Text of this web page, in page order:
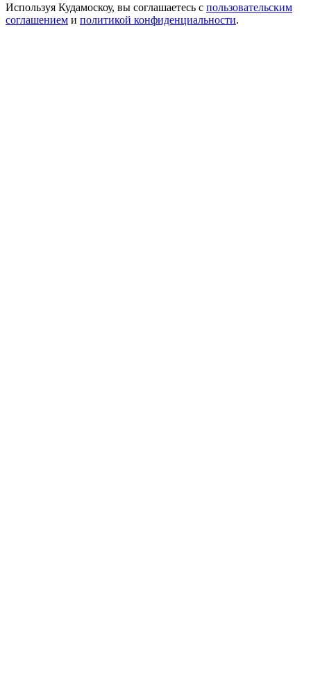
Используя Кудамоскоу, вы соглашаетесь с пользовательским
соглашением и политикой конфиденциальности.